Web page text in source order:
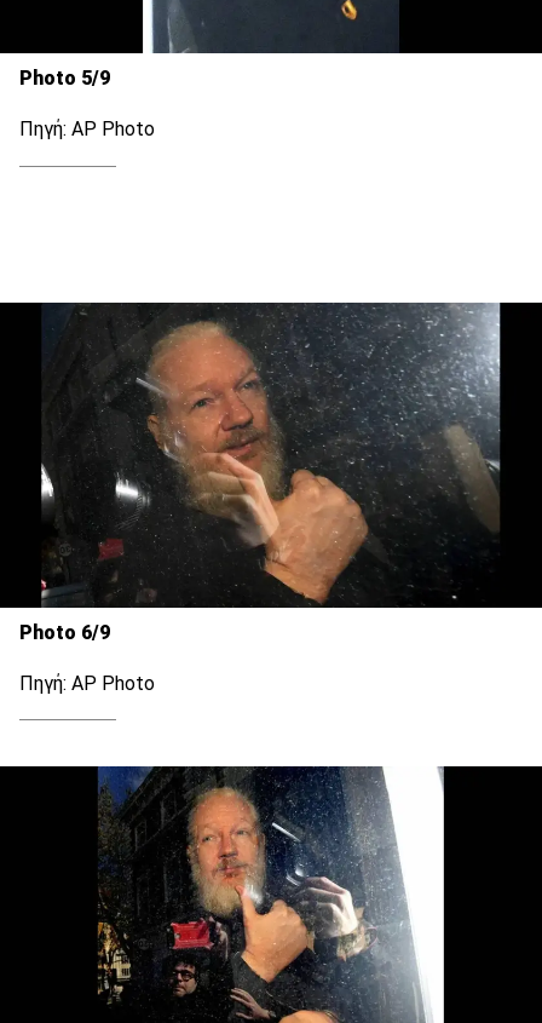
Photo 5/9
Πηγή: AP Photo
Photo 6/9
Πηγή: AP Photo